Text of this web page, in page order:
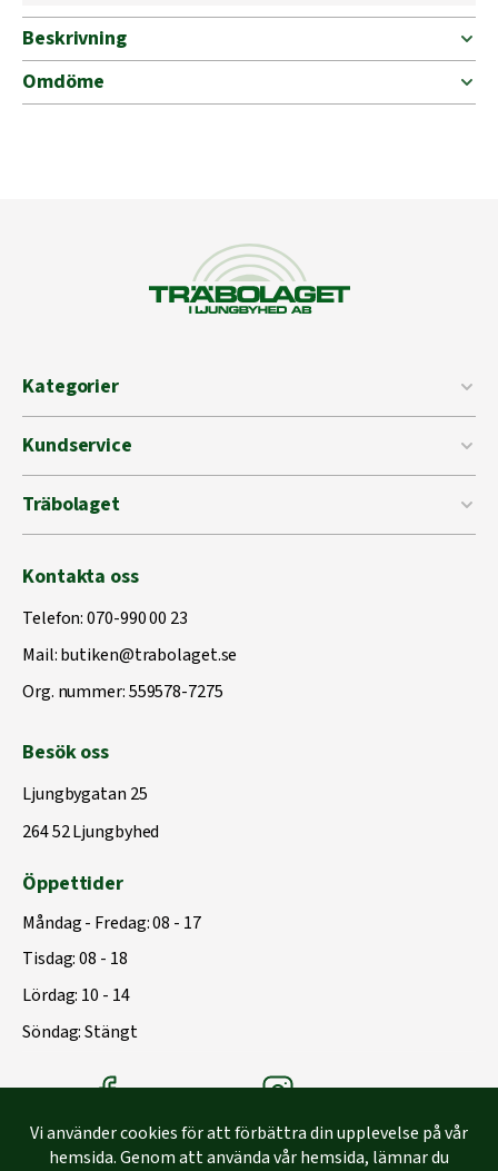
Beskrivning
Omdöme
Kategorier
Kundservice
Träbolaget
Kontakta oss
Telefon:070-990 00 23
Mail:butiken@trabolaget.se
Org. nummer: 559578-7275
Besök oss
Ljungbygatan 25
264 52 Ljungbyhed
Öppettider
Måndag - Fredag: 08 - 17
Tisdag: 08 - 18
Lördag: 10 - 14
Söndag: Stängt
Träbolagets FacebookTräbolagets instagram